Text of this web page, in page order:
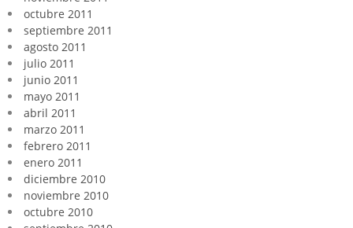
octubre 2011
septiembre 2011
agosto 2011
julio 2011
junio 2011
mayo 2011
abril 2011
marzo 2011
febrero 2011
enero 2011
diciembre 2010
noviembre 2010
octubre 2010